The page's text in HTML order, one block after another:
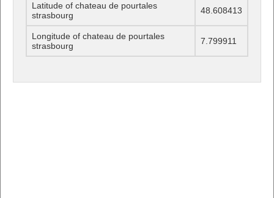
Latitude of chateau de pourtales
strasbourg
48.608413
Longitude of chateau de pourtales
strasbourg
7.799911